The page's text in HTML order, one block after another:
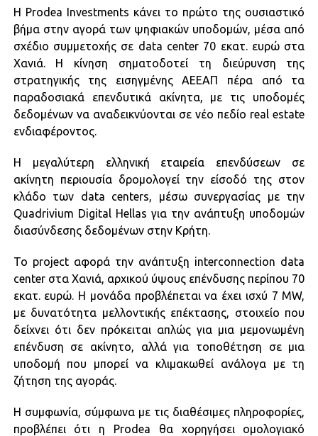
Η Prodea Investments κάνει το πρώτο της ουσιαστικό
βήμα στην αγορά των ψηφιακών υποδομών, μέσα από
σχέδιο συμμετοχής σε data center 70 εκατ. ευρώ στα
Χανιά. Η κίνηση σηματοδοτεί τη διεύρυνση της
στρατηγικής της εισηγμένης ΑΕΕΑΠ πέρα από τα
παραδοσιακά επενδυτικά ακίνητα, με τις υποδομές
δεδομένων να αναδεικνύονται σε νέο πεδίο real estate
ενδιαφέροντος.
Η μεγαλύτερη ελληνική εταιρεία επενδύσεων σε
ακίνητη περιουσία δρομολογεί την είσοδό της στον
κλάδο των data centers, μέσω συνεργασίας με την
Quadrivium Digital Hellas για την ανάπτυξη υποδομών
διασύνδεσης δεδομένων στην Κρήτη.
Το project αφορά την ανάπτυξη interconnection data
center στα Χανιά, αρχικού ύψους επένδυσης περίπου 70
εκατ. ευρώ. Η μονάδα προβλέπεται να έχει ισχύ 7 MW,
με δυνατότητα μελλοντικής επέκτασης, στοιχείο που
δείχνει ότι δεν πρόκειται απλώς για μια μεμονωμένη
επένδυση σε ακίνητο, αλλά για τοποθέτηση σε μια
υποδομή που μπορεί να κλιμακωθεί ανάλογα με τη
ζήτηση της αγοράς.
Η συμφωνία, σύμφωνα με τις διαθέσιμες πληροφορίες,
προβλέπει ότι η Prodea θα χορηγήσει ομολογιακό